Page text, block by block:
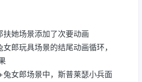
扶她场景添加了次要动画
郎玩具场景的结尾动画循环，
兔女郎场景中，斯普莱瑟小兵面